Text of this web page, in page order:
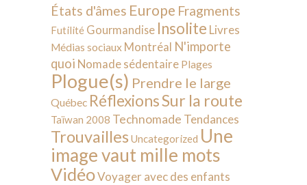
États d'âmes Europe Fragments
Futilité Gourmandise Insolite Livres
Médias sociaux Montréal N'importe
quoi Nomade sédentaire Plages
Plogue(s) Prendre le large
Québec RéflexionsSur la route
Taïwan 2008 Technomade Tendances
Trouvailles Uncategorized Une
image vaut mille mots
VidéoVoyager avec des enfants